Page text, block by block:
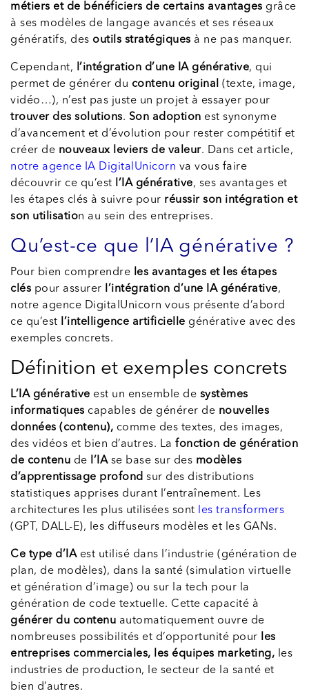
métiers et de bénéficiers de certains avantages grâce
à ses modèles de langage avancés et ses réseaux
génératifs, des outils stratégiques à ne pas manquer.
Cependant, l’intégration d’une IA générative, qui
permet de générer du contenu original
(texte, image,
vidéo…), n’est pas juste un projet à essayer pour
trouver des solutions. Son adoption est synonyme
d’avancement et d’évolution pour rester compétitif et
créer de nouveaux leviers de valeur. Dans cet article,
notre agence IA DigitalUnicorn va vous faire
découvrir ce qu’est
l’IA générative, ses avantages et
les étapes clés à suivre pour réussir son intégration et
son utilisation au sein des entreprises.
Qu’est-ce que l’IA générative ?
Pour bien comprendre
les avantages et les étapes
clés pour assurer l’intégration d’une IA générative,
notre agence DigitalUnicorn vous présente d’abord
ce qu’est
l’intelligence artificielle générative avec des
exemples concrets.
Définition et exemples concrets
L’IA générative est un ensemble de systèmes
informatiques capables de générer de nouvelles
données (contenu), comme des textes, des images,
des vidéos et bien d’autres. La fonction de génération
de contenu de l’IA se base sur des modèles
d’apprentissage profond sur des distributions
statistiques apprises durant l’entraînement. Les
architectures les plus utilisées sont
les transformers
(GPT, DALL-E), les diffuseurs modèles et les GANs.
Ce type d’IAest utilisé dans l’industrie (génération de
plan, de modèles), dans la santé (simulation virtuelle
et génération d’image) ou sur la tech pour la
génération de code textuelle. Cette capacité à
générer du contenu automatiquement ouvre de
nombreuses possibilités et d’opportunité pour
les
entreprises commerciales, les équipes marketing, les
industries de production, le secteur de la santé et
bien d’autres.